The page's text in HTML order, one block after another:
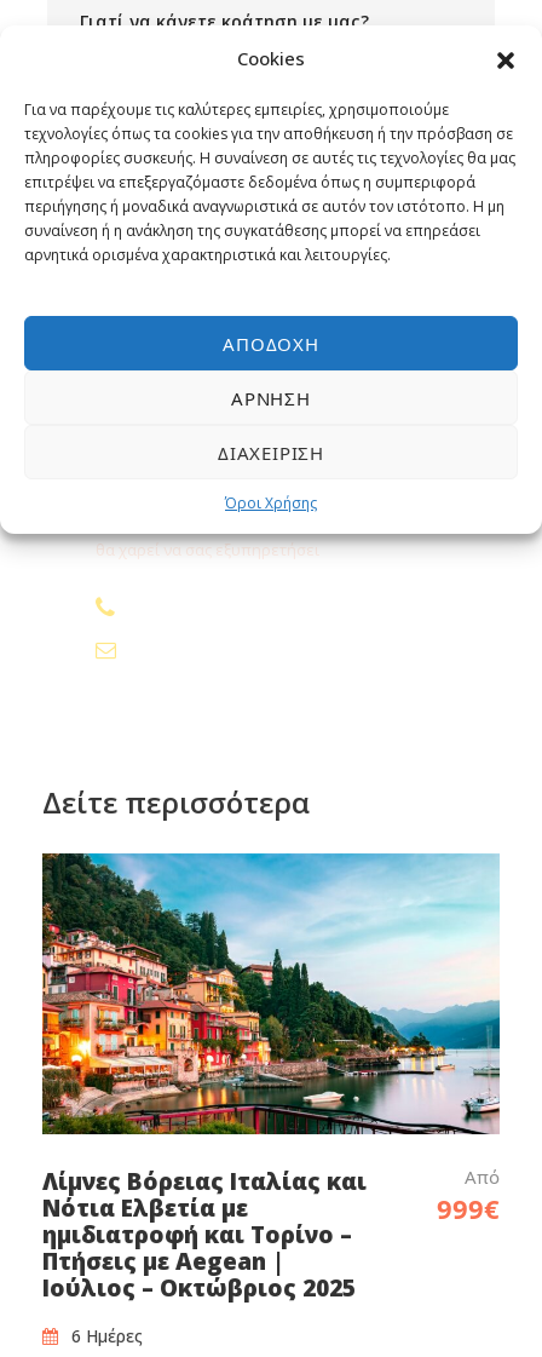
Cookies
Για να παρέχουμε τις καλύτερες εμπειρίες, χρησιμοποιούμε
τεχνολογίες όπως τα cookies για την αποθήκευση ή την πρόσβαση σε
πληροφορίες συσκευής. Η συναίνεση σε αυτές τις τεχνολογίες θα μας
επιτρέψει να επεξεργαζόμαστε δεδομένα όπως η συμπεριφορά
περιήγησης ή μοναδικά αναγνωριστικά σε αυτόν τον ιστότοπο. Η μη
συναίνεση ή η ανάκληση της συγκατάθεσης μπορεί να επηρεάσει
αρνητικά ορισμένα χαρακτηριστικά και λειτουργίες.
ΑΠΟΔΟΧΉ
ΆΡΝΗΣΗ
ΔΙΑΧΕΊΡΙΣΗ
Όροι Χρήσης
Γιατί να κάνετε κράτηση με μας?
Έμπειροι Ταξιδιωτικοί σύμβουλοι
Επιλεγμένες εκδρομές και
δραστηριότητες
Χρειάζεστε βοήθεια;
θα χαρεί να σας εξυπηρετήσει
Νταμπούλα – ΝΤΑΜΠΟΥΛΑ
4η ημέρα:
ΝΤΑΜΠΟΥΛΑ – ΑΝΟΥΡΑΝΤΑΠΟΥΡΑ –
ΝΤΑΜΠΟΥΛΑ
5η ημέρα:
ΝΤΑΜΠΟΥΛΑ – ΠΟΛΟΝΝΑΡΟΥΒΑ –
ΤΡΙΝΚΟΜΑΛΕ – ΝΤΑΜΠΟΥΛΑ
6η ημέρα: ΝΤΑΜΠΟΥΛΑ – ΣΙΓΚΙΡΙΓΙΑ – ΚΑΝΤΥ
ΚΑΝΤΥ – Καταρράκτες ΡΑΜΠΟΝΤΑ –
ΝΟΥΒΑΡΑ ΕΛΙΓΙΑ – ΚΑΤΑΡΡΑΚΤΕΣ
ΡΑΒΑΝΑ – ΕΛΛΑ – ΤΙΣΣΑΜΑΧΑΡΑΜΑ/ΕΘΝΙΚΟ
ΠΑΡΚΟ ΓΙΑΛΑ
9η ημέρα:
ΕΘΝΙΚΟ ΠΑΡΚΟ ΓΙΑΛΑ – ΜΙΡΙΣΣΑ – ΓΚΑΛΕ –
ΒΑΣΚΑΝΤΟΥΒΑ
11η ημέρα:
ΒΑΣΚΑΝΤΟΥΒΑ – Εξωτικές
παραλίες της Σρι Λάνκα (Ημέρα ελεύθερη)
12η ημέρα:
ΒΑΣΚΑΝΤΟΥΒΑ – ΚΟΛΟΜΠΟ –
ΠΤΗΣΗ ΕΠΙΣΤΡΟΦΗΣ
Τιμές
Δείτε περισσότερα
Λίμνες Βόρειας Ιταλίας και
Νότια Ελβετία με
ημιδιατροφή και Τορίνο –
Πτήσεις με Aegean |
Ιούλιος – Οκτώβριος 2025
Από
999€
6 Ημέρες